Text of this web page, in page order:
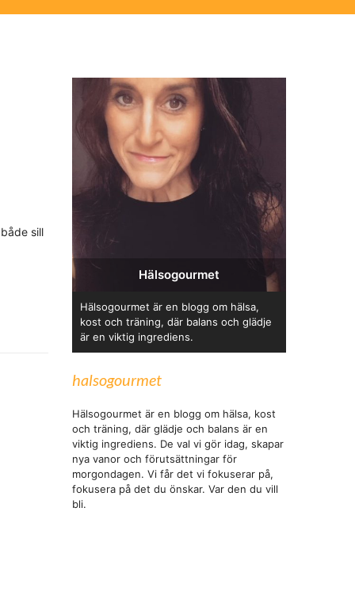
sill
Hälsogourmet
Hälsogourmet är en blogg om hälsa,
kost och träning, där balans och glädje
är en viktig ingrediens.
halsogourmet
Hälsogourmet är en blogg om hälsa, kost
och träning, där glädje och balans är en
viktig ingrediens. De val vi gör idag, skapar
nya vanor och förutsättningar för
morgondagen. Vi får det vi fokuserar på,
fokusera på det du önskar. Var den du vill
bli.